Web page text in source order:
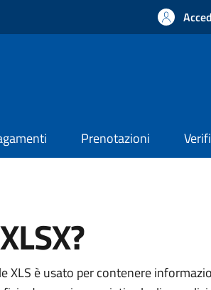
Prenotazioni
è usato per contenere